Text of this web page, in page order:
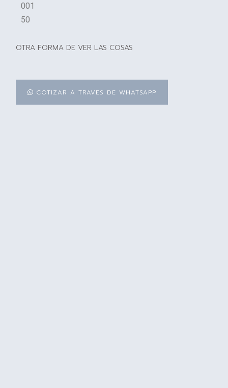
001
50
OTRA FORMA DE VER LAS COSAS
COTIZAR A TRAVES DE WHATSAPP